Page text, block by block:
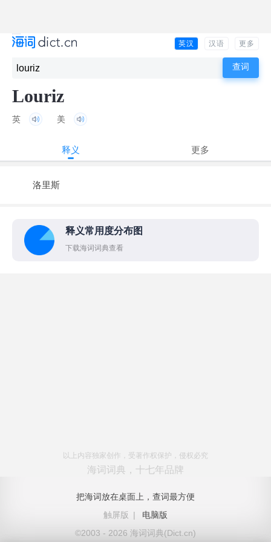
英汉 汉语 更多
Louriz
英 美
释义 更多
洛里斯
释义常用度分布图
下载海词词典查看
以上内容独家创作，受著作权保护，侵权必究
海词词典，十七年品牌
把海词放在桌面上，查词最方便
触屏版
|
电脑版
©2003 - 2026 海词词典(Dict.cn)